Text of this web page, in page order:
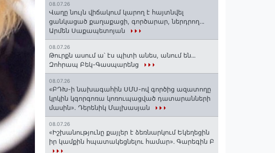
08.07.26
Վաղը նույն վիճակում կարող է հայտնվել
ցանկացած քաղաքացի, գործարար, ներդրող.․․
Արմեն Սաքապետոյան
08.07.26
Թուրքն ասում ա՝ էս պիտի անես, անում են․․․
Զոհրապ Բեկ-Գասպարենց
08.07.26
«ԲԴԽ-ի նախագահին ՍՄՍ-ով գործից ազատողը
կրկին կգորգոռա կոռուպացված դատարանների
մասին». Դերենիկ Մալխասյան
08.07.26
«Իշխանությունը քայլեր է ձեռնարկում Եկեղեցին
իր կամքին հպատակեցնելու համար»․ Գարեգին Բ